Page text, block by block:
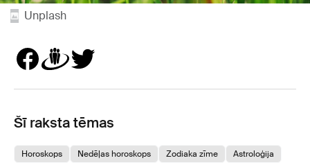
Unplash
Šī raksta tēmas
Horoskops Nedēļas horoskops Zodiaka zīme Astroloģija